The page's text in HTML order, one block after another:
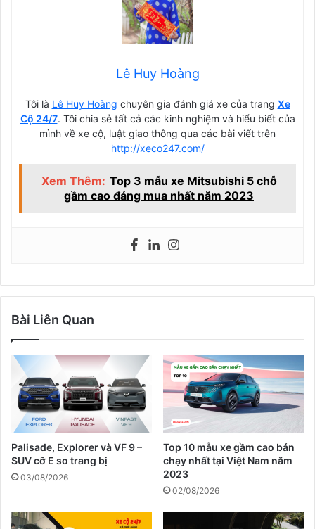
Lê Huy Hoàng
Tôi là Lê Huy Hoàng chuyên gia đánh giá xe của trang Xe
Cộ 24/7. Tôi chia sẻ tất cả các kinh nghiệm và hiểu biết của
mình về xe cộ, luật giao thông qua các bài viết trên
http://xeco247.com/
Xem Thêm: Top 3 mẫu xe Mitsubishi 5 chỗ
gầm cao đáng mua nhất năm 2023
Bài Liên Quan
Palisade, Explorer và VF 9 –
SUV cỡ E so trang bị
03/08/2026
Top 10 mẫu xe gầm cao bán
chạy nhất tại Việt Nam năm
2023
02/08/2026